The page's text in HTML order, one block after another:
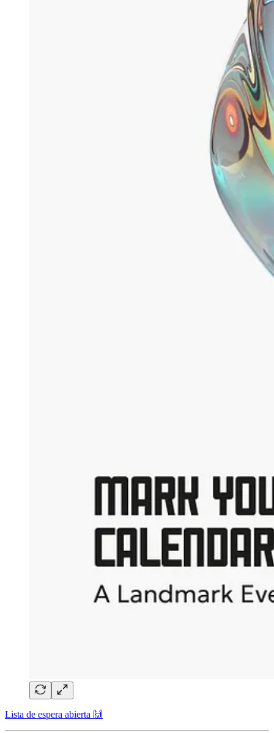
Lista de espera abierta 🙌